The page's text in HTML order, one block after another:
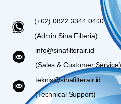
(+62) 0822 3344 0460
(Admin Sina Filteria)
info@sinafilterair.id
(Sales & Customer Service)
teknis@sinafilterair.id
(Technical Support)